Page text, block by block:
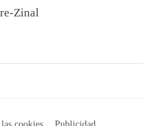
Zinal